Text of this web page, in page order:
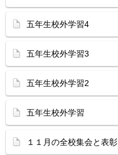
五年生校外学習4
五年生校外学習3
五年生校外学習2
五年生校外学習
１１月の全校集会と表彰